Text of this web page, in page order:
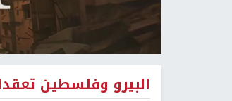
البيرو وفلسطين